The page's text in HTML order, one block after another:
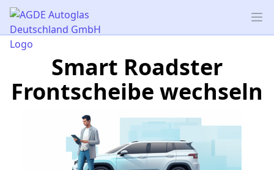
AGDE Autoglas Deutschland GmbH
Smart Roadster
Frontscheibe wechseln